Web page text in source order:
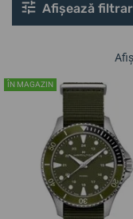
Afișează
ÎN MAGAZIN